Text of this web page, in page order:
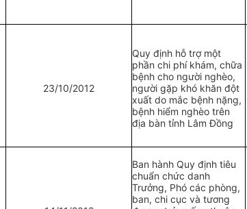
23/10/2012
Quy định hỗ trợ một
phần chi phí khám, chữa
bệnh cho người nghèo,
người gặp khó khăn đột
xuất do mắc bệnh nặng,
bệnh hiểm nghèo trên
địa bàn tỉnh Lâm Đồng
Ban hành Quy định tiêu
chuẩn chức danh
Trưởng, Phó các phòng,
ban, chi cục và tương